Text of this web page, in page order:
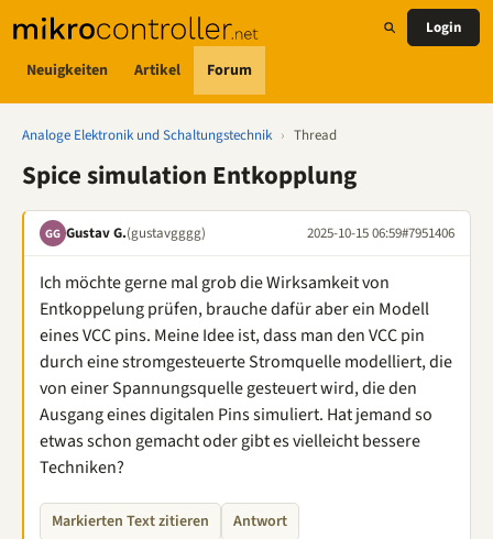
Neuigkeiten Artikel Forum
Login
Analoge Elektronik und Schaltungstechnik › Thread
Spice simulation Entkopplung
GG Gustav G.(gustavgggg) 2025-10-15 06:59#7951406
Ich möchte gerne mal grob die Wirksamkeit von
Entkoppelung prüfen, brauche dafür aber ein Modell
eines VCC pins. Meine Idee ist, dass man den VCC pin
durch eine stromgesteuerte Stromquelle modelliert, die
von einer Spannungsquelle gesteuert wird, die den
Ausgang eines digitalen Pins simuliert. Hat jemand so
etwas schon gemacht oder gibt es vielleicht bessere
Techniken?
Markierten Text zitieren Antwort